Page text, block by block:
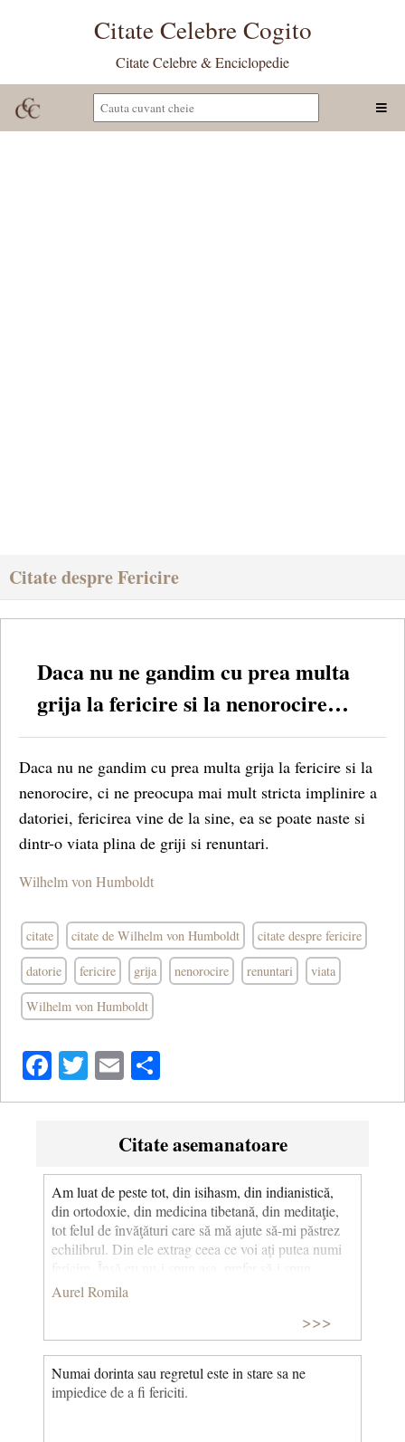
Citate Celebre Cogito
Citate Celebre & Enciclopedie
Citate despre Fericire
Daca nu ne gandim cu prea multa
grija la fericire si la nenorocire…
Daca nu ne gandim cu prea multa grija la fericire si la
nenorocire, ci ne preocupa mai mult stricta implinire a
datoriei, fericirea vine de la sine, ea se poate naste si
dintr-o viata plina de griji si renuntari.
Wilhelm von Humboldt
citate citate de Wilhelm von Humboldt citate despre fericire
datorie fericire grija nenorocire renuntari viata
Wilhelm von Humboldt
Facebook
Twitter
Email
Citate asemanatoare
Am luat de peste tot, din isihasm, din indianistică,
din ortodoxie, din medicina tibetană, din meditaţie,
tot felul de învăţături care să mă ajute să-mi păstrez
echilibrul. Din ele extrag ceea ce voi aţi putea numi
fericire. Însă eu nu-i spun aşa, prefer să-i spun
muzică interioară. Mă duc acum acasă, de pildă. Ai
mâncare. Dar asta nu e esenţial. Esenţial e că mă
retrag la ale mele. Care sunt ele? Soluţia mea e
eclectică, nu e o pilulă. E un mix în care intră
rugăciunea, lectura, muzica...
Aurel Romila
>>>
Numai dorinta sau regretul este in stare sa ne
impiedice de a fi fericiti.